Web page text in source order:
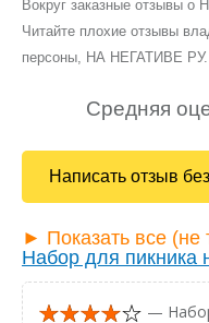
Вокруг заказные отзывы о
Читайте плохие отзывы
персоны, НА НЕГАТИВЕ РУ.
Средняя
Написать отзыв
► Показать все (не
Набор для пикника
—